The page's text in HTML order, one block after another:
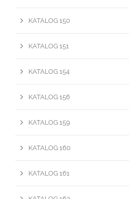
KATALOG 150
KATALOG 151
KATALOG 154
KATALOG 156
KATALOG 159
KATALOG 160
KATALOG 161